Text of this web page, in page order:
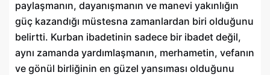
paylaşmanın, dayanışmanın ve manevi yakınlığın
güç kazandığı müstesna zamanlardan biri olduğunu
belirtti. Kurban ibadetinin sadece bir ibadet değil,
aynı zamanda yardımlaşmanın, merhametin, vefanın
ve gönül birliğinin en güzel yansıması olduğunu